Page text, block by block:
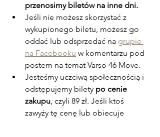
przenosimy biletów na inne dni.
Jeśli nie możesz skorzystać z
wykupionego biletu, możesz go
oddać lub odsprzedać na grupie
na Facebooku w komentarzu pod
postem na temat Varso 46 Move.
Jesteśmy uczciwą społecznością i
odstępujemy bilety po cenie
zakupu, czyli 89 zł. Jeśli ktoś
zawyży tę cenę lub obiecuje